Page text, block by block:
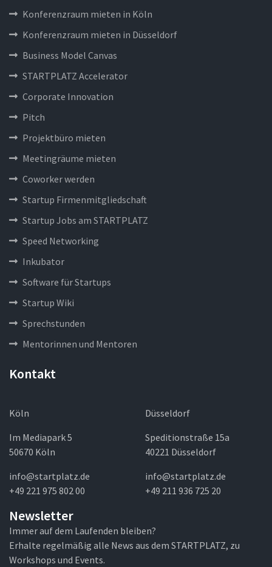
Konferenzraum mieten in Köln
Konferenzraum mieten in Düsseldorf
Business Model Canvas
STARTPLATZ Accelerator
Corporate Innovation
Pitch
Projektbüro mieten
Meetingräume mieten
Coworker werden
Startup Firmenmitgliedschaft
Startup Jobs am STARTPLATZ
Speed Networking
Inkubator
Software für Startups
Startup Wiki
Sprechstunden
Mentorinnen und Mentoren
Kontakt
Köln
Im Mediapark 5
50670 Köln
info@startplatz.de
+49 221 975 802 00
Düsseldorf
Speditionstraße 15a
40221 Düsseldorf
info@startplatz.de
+49 211 936 725 20
Newsletter
Immer auf dem Laufenden bleiben?
Erhalte regelmäßig alle News aus dem STARTPLATZ, zu
Workshops und Events.